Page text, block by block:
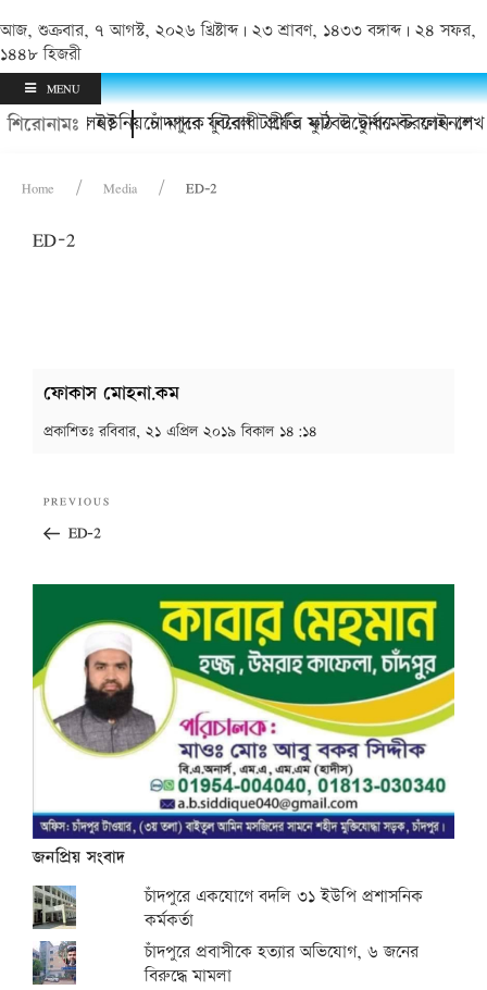
আজ, শুক্রবার, ৭ আগস্ট, ২০২৬ খ্রিষ্টাব্দ | ২৩ শ্রাবণ, ১৪৩৩ বঙ্গাব্দ | ২৪ সফর,
১৪৪৮ হিজরী
MENU
শিরোনামঃ
চলে গেলেন? চাঁদপুরে ফুটবল টার্ফের মাঠ উদ্বোধন করলেন শেখ
কাদলা ইউনিয়নে মাদক বিরোধী প্রীতি ফুটবল টুর্নামেন্ট ফাইনাল
Home Media ED-2
ED-2
ফোকাস মোহনা.কম
প্রকাশিতঃরবিবার, ২১ এপ্রিল ২০১৯ বিকাল ১৪:১৪
navigation
Previous
Post
PREVIOUS
ED-2
জনপ্রিয় সংবাদ
চাঁদপুরে একযোগে বদলি ৩১ ইউপি প্রশাসনিক
কর্মকর্তা
চাঁদপুরে প্রবাসীকে হত্যার অভিযোগ, ৬ জনের
বিরুদ্ধে মামলা